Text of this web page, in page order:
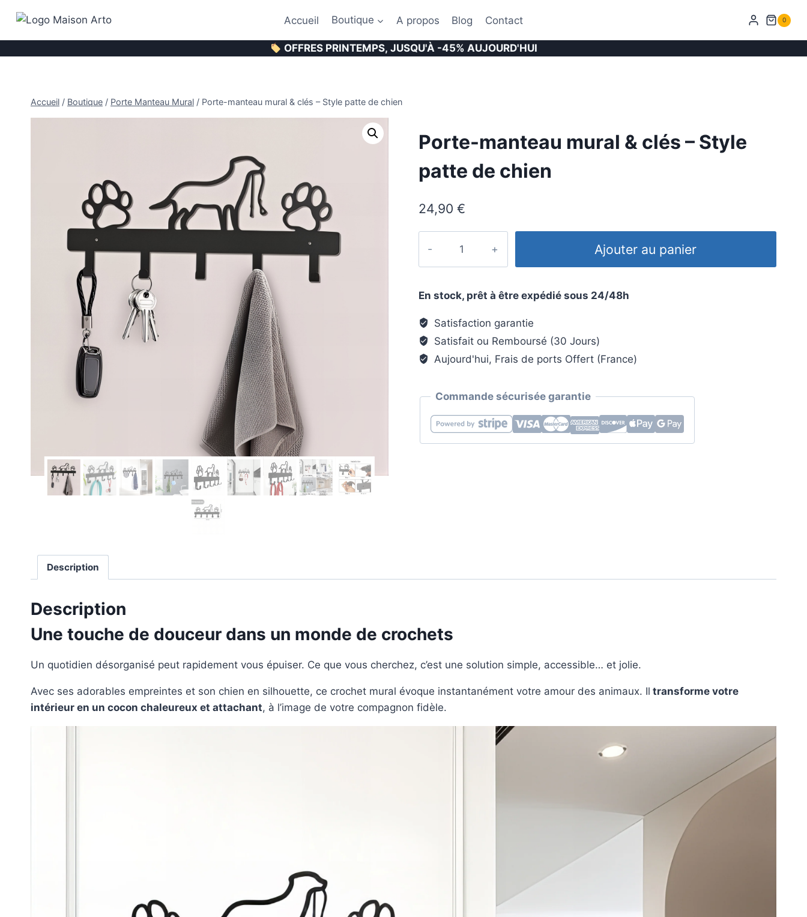
contenu
Accueil Boutique A propos Blog Contact 0
OFFRES PRINTEMPS, JUSQU'À -45% AUJOURD'HUI
Accueil / Boutique / Porte Manteau Mural / Porte-manteau mural & clés – Style patte de chien
Porte-manteau mural & clés – Style
patte de chien
24,90 €
&
clés
-
de
chien
Ajouter au panier
En stock, prêt à être expédié sous 24/48h
Satisfaction garantie
Satisfait ou Remboursé (30 Jours)
Aujourd'hui, Frais de ports Offert (France)
Commande sécurisée garantie
Description
Description
Une touche de douceur dans un monde de crochets
Un quotidien désorganisé peut rapidement vous épuiser. Ce que vous cherchez, c’est une solution simple, accessible… et jolie.
Avec ses adorables empreintes et son chien en silhouette, ce crochet mural évoque instantanément votre amour des animaux. Il transforme votre
intérieur en un cocon chaleureux et attachant, à l’image de votre compagnon fidèle.